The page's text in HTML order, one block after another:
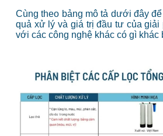
Cùng theo bảng mô tả dưới đây
quả xử lý và giá trị đầu tư của giải
với các công nghệ khác có gì khác